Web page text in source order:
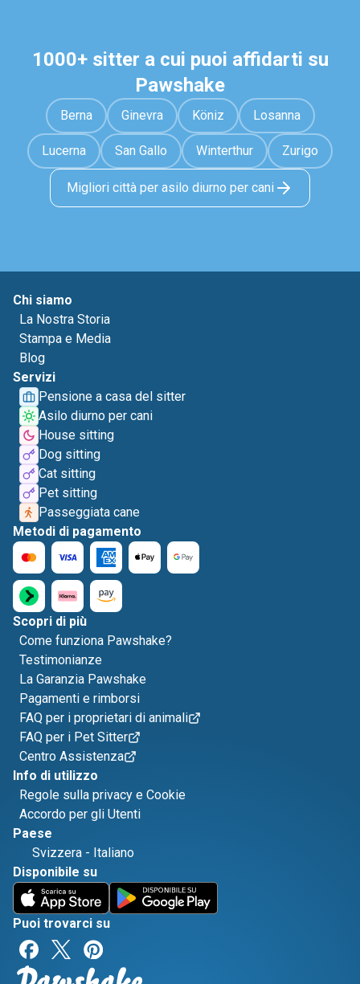
1000+ sitter a cui puoi affidarti su
Pawshake
Berna Ginevra Köniz Losanna
Lucerna San Gallo Winterthur Zurigo
Migliori città per asilo diurno per cani
Chi siamo
La Nostra Storia
Stampa e Media
Blog
Servizi
Pensione a casa del sitter
Asilo diurno per cani
House sitting
Dog sitting
Cat sitting
Pet sitting
Passeggiata cane
Metodi di pagamento
Scopri di più
Come funziona Pawshake?
Testimonianze
La Garanzia Pawshake
Pagamenti e rimborsi
FAQ per i proprietari di animali
FAQ per i Pet Sitter
Centro Assistenza
Info di utilizzo
Regole sulla privacy e Cookie
Accordo per gli Utenti
Paese
Svizzera - Italiano
Disponibile su
Puoi trovarci su